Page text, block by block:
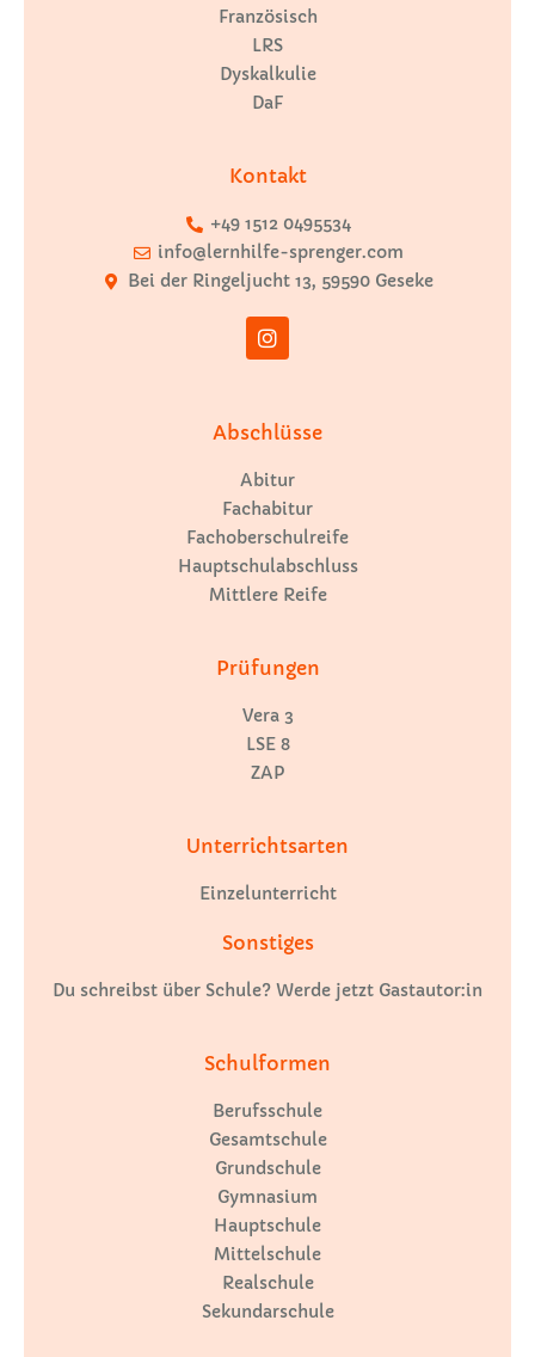
Französisch
LRS
Dyskalkulie
DaF
Kontakt
+49 1512 0495534
info@lernhilfe-sprenger.com
Bei der Ringeljucht 13, 59590 Geseke
Abschlüsse
Abitur
Fachabitur
Fachoberschulreife
Hauptschulabschluss
Mittlere Reife
Prüfungen
Vera 3
LSE 8
ZAP
Unterrichtsarten
Einzelunterricht
Sonstiges
Du schreibst über Schule? Werde jetzt Gastautor:in
Schulformen
Berufsschule
Gesamtschule
Grundschule
Gymnasium
Hauptschule
Mittelschule
Realschule
Sekundarschule